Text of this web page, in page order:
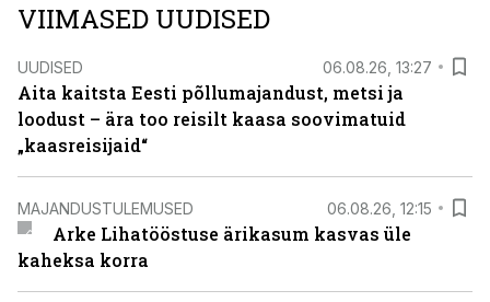
VIIMASED UUDISED
UUDISED 06.08.26, 13:27
Aita kaitsta Eesti põllumajandust, metsi ja
loodust – ära too reisilt kaasa soovimatuid
„kaasreisijaid“
MAJANDUSTULEMUSED 06.08.26, 12:15
Arke Lihatööstuse ärikasum kasvas üle
kaheksa korra